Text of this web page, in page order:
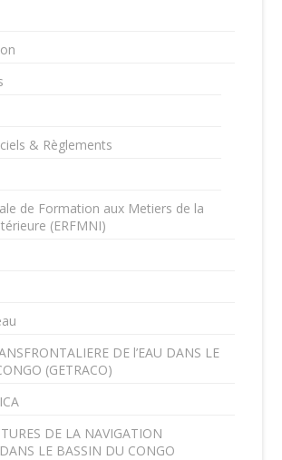
& Règlements
de Formation aux Metiers de la
(ERFMNI)
DE l’EAU DANS LE
(GETRACO)
DE LA NAVIGATION
LE BASSIN DU CONGO